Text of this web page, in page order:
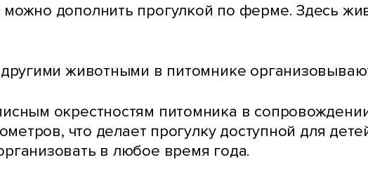
дополнить прогулкой по ферме. Здесь
животными в питомнике
окрестностям питомника в
что делает прогулку доступной для
в любое время года.